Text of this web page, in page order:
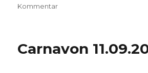
Kommentarzu
Carnavon